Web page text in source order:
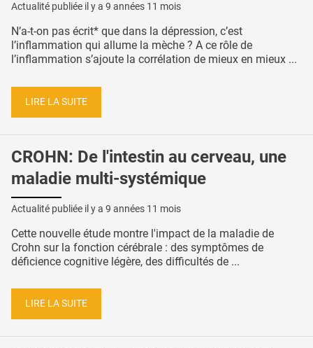
Actualité publiée il y a 9 années 11 mois
N’a-t-on pas écrit* que dans la dépression, c’est
l’inflammation qui allume la mèche ? A ce rôle de
l’inflammation s’ajoute la corrélation de mieux en mieux ...
LIRE LA SUITE
CROHN: De l'intestin au cerveau, une
maladie multi-systémique
Actualité publiée il y a 9 années 11 mois
Cette nouvelle étude montre l'impact de la maladie de
Crohn sur la fonction cérébrale : des symptômes de
déficience cognitive légère, des difficultés de ...
LIRE LA SUITE